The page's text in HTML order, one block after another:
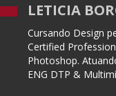
LETICIA
Cursando Design
Certified
Photoshop.
ENG DTP &